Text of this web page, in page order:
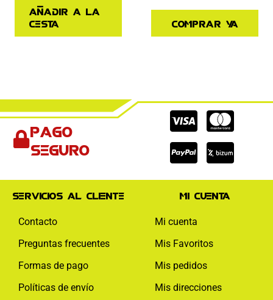
Añadir a la
cesta
Comprar ya
Pago
seguro
Cc-
visa
Cc-
Cc-
paypal
Servicios al cliente
Contacto
Preguntas frecuentes
Formas de pago
Políticas de envío
Mi cuenta
Mi cuenta
Mis Favoritos
Mis pedidos
Mis direcciones